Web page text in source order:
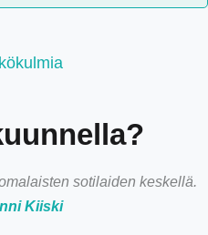
sotilaiden keskellä.
Kiiski